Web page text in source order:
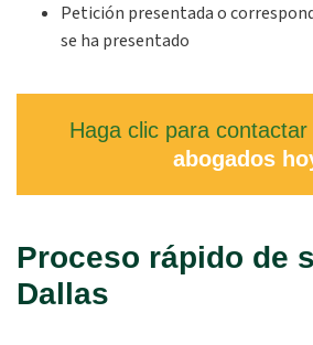
Petición presentada o
se ha presentado
Haga clic para contactar
abogados
Proceso rápido de
Dallas